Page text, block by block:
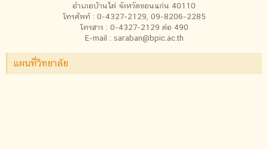
อำเภอบ้านไผ่ จังหวัดขอนแก่น 40110
โทรศัพท์ : 0-4327-2129, 09-8206-2285
โทรสาร : 0-4327-2129 ต่อ 490
E-mail : saraban@bpic.ac.th
แผนที่วิทยาลัย